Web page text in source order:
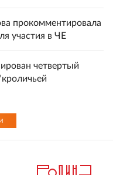
прокомментировала
участия в ЧЕ
четвертый